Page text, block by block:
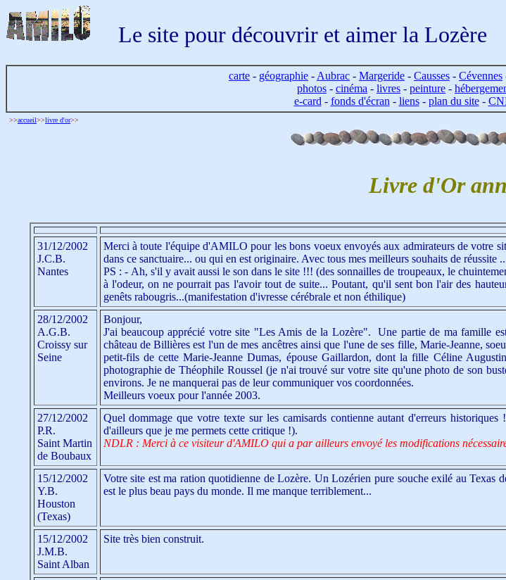
Le site pour découvrir et aimer la Lozère
carte - géographie - Aubrac - Margeride - Causses - Cévennes
photos - cinéma - livres - peinture -
e-card - fonds d'écran - liens- plan du site-
>>accueil>>livre d'or>>
Livre d'Or
31/12/2002
J.C.B.
Nantes
Merci à toute l'équipe d'AMILO pour les bons voeux envoyés aux admirateurs de votre
dans ce sanctuaire... ou qui en est originaire. Avec tous mes meilleurs souhaits de réussite
PS : - Ah, s'il y avait aussi le son dans le site !!! (des sonnailles de troupeaux, le
à l'odeur, on ne pourrait pas l'avoir tout de suite... Poutant, qu'il sent bon l'air des
genêts rabougris...(manifestation d'ivresse cérébrale et non éthilique)
28/12/2002
A.G.B.
Croissy sur
Seine
Bonjour,
J'ai beaucoup apprécié votre site "Les Amis de la Lozère". Une partie de ma famille
château de Billières est l'un de mes ancêtres ainsi que l'une de ses fille, Marie-Jeanne,
petit-fils de cette Marie-Jeanne Dumas, épouse Gaillardon, dont la fille Céline
photographie de Théophile Roussel (je n'ai trouvé sur votre site qu'une photo de son
environs. Je ne manquerai pas de leur communiquer vos coordonnées.
Meilleurs voeux pour l'année 2003.
27/12/2002
P.R.
Saint Martin
de Boubaux
Quel dommage que votre texte sur les camisards contienne autant d'erreurs
d'ailleurs que je me permets cette critique !).
NDLR : Merci à ce visiteur d'AMILO qui a par ailleurs envoyé les modifications
15/12/2002
Y.B.
Houston
(Texas)
Votre site est ma ration quotidienne de Lozère. Un Lozérien pure souche exilé au
est le plus beau pays du monde. Il me manque terriblement...
15/12/2002
J.M.B.
Saint Alban
Site très bien construit.